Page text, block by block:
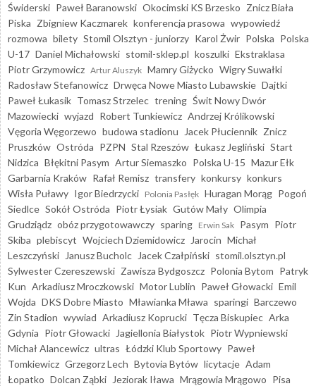
Świderski Paweł Baranowski Okocimski KS Brzesko Znicz Biała
Piska Zbigniew Kaczmarek konferencja prasowa wypowiedź
rozmowa bilety Stomil Olsztyn - juniorzy Karol Żwir Polska Polska
U-17 Daniel Michałowski stomil-sklep.pl koszulki Ekstraklasa
Piotr Grzymowicz Artur Aluszyk Mamry Giżycko Wigry Suwałki
Radosław Stefanowicz Drwęca Nowe Miasto Lubawskie Dajtki
Paweł Łukasik Tomasz Strzelec trening Świt Nowy Dwór
Mazowiecki wyjazd Robert Tunkiewicz Andrzej Królikowski
Vęgoria Węgorzewo budowa stadionu Jacek Płuciennik Znicz
Pruszków Ostróda PZPN Stal Rzeszów Łukasz Jegliński Start
Nidzica Błękitni Pasym Artur Siemaszko Polska U-15 Mazur Ełk
Garbarnia Kraków Rafał Remisz transfery konkursy konkurs
Wisła Puławy Igor Biedrzycki Polonia Pasłęk Huragan Morąg Pogoń
Siedlce Sokół Ostróda Piotr Łysiak Gutów Mały Olimpia
Grudziądz obóz przygotowawczy sparing Erwin Sak Pasym Piotr
Skiba plebiscyt Wojciech Dziemidowicz Jarocin Michał
Leszczyński
Janusz Bucholc Jacek Czałpiński stomil.olsztyn.pl
Sylwester Czereszewski Zawisza Bydgoszcz Polonia Bytom Patryk
Kun Arkadiusz Mroczkowski Motor Lublin Paweł Głowacki Emil
Wojda DKS Dobre Miasto Mławianka Mława sparingi Barczewo
Zin Stadion wywiad Arkadiusz Koprucki Tęcza Biskupiec Arka
Gdynia Piotr Głowacki Jagiellonia Białystok Piotr Wypniewski
Michał Alancewicz ultras Łódzki Klub Sportowy Paweł
Tomkiewicz Grzegorz Lech Bytovia Bytów licytacje Adam
Łopatko Dolcan Ząbki Jeziorak Iława Mrągowia Mrągowo Pisa